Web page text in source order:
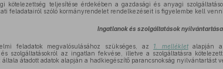
kötelezettség teljesítése érdekében a gazdasági és anyagi
feladatairól szóló kormányrendelet rendelkezéseit is figyelembe kell venni.
Ingatlanok és szolgáltatások nyilvántartása
feladatok megvalósulásához szükséges, az 1. mellékletalapján
és szolgáltatásokról az ingatlan fekvése, illetve a szolgáltatásra
átadott adatok alapján a hadkiegészítő parancsnokság nyilvántartást